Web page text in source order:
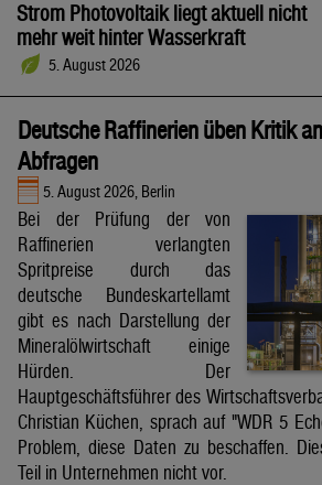
Strom Photovoltaik liegt aktuell nicht
mehr weit hinter Wasserkraft
5. August 2026
Deutsche Raffinerien üben Kritik
Abfragen
5. August 2026, Berlin
Bei der Prüfung der von
Raffinerien verlangten
Spritpreise durch das
deutsche Bundeskartellamt
gibt es nach Darstellung der
Mineralölwirtschaft einige
Hürden. Der
Hauptgeschäftsführer des
Christian Küchen, sprach auf "WDR 5
Problem, diese Daten zu beschaffen.
Teil in Unternehmen nicht vor.